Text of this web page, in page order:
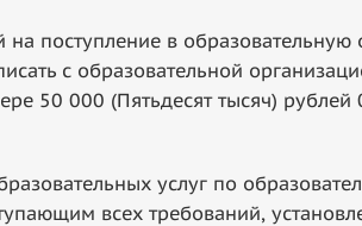
поступление в образовательную
с образовательной
50 000 (Пятьдесят тысяч)
услуг по
всех требований,